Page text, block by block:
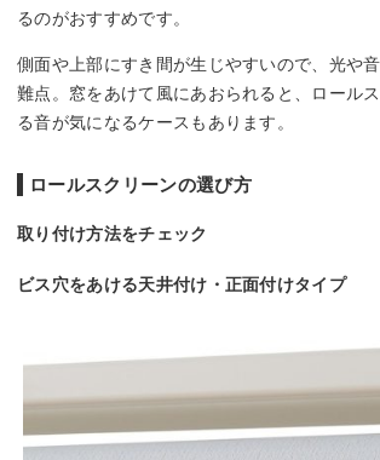
るのがおすすめです。
側面や上部にすき間が生じやすいので、光や
難点。窓をあけて風にあおられると、ロール
る音が気になるケースもあります。
ロールスクリーンの選び方
取り付け方法をチェック
ビス穴をあける天井付け・正面付けタイプ